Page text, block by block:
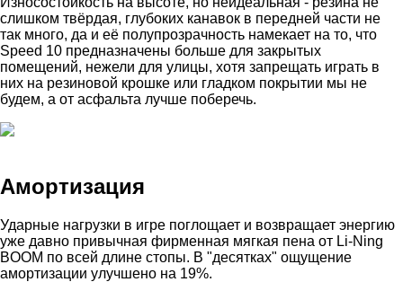
слишком твёрдая, глубоких канавок в передней части не
так много, да и её полупрозрачность намекает на то, что
Speed 10 предназначены больше для закрытых
помещений, нежели для улицы, хотя запрещать играть в
них на резиновой крошке или гладком покрытии мы не
будем, а от асфальта лучше поберечь.
Амортизация
Ударные нагрузки в игре поглощает и возвращает энергию
уже давно привычная фирменная мягкая пена от Li-Ning
BOOM по всей длине стопы. В "десятках" ощущение
амортизации улучшено на 19%.